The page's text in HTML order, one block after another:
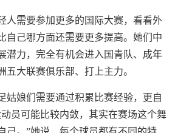
人需要参加更多的国际大赛，看看外
自己哪方面还需要更多提高。她们中
潜力，完全有机会进入国青队、成年
五大联赛俱乐部、打上主力。
姑娘们需要通过积累比赛经验，更自
员可能比较内敛，其实在赛场这个舞